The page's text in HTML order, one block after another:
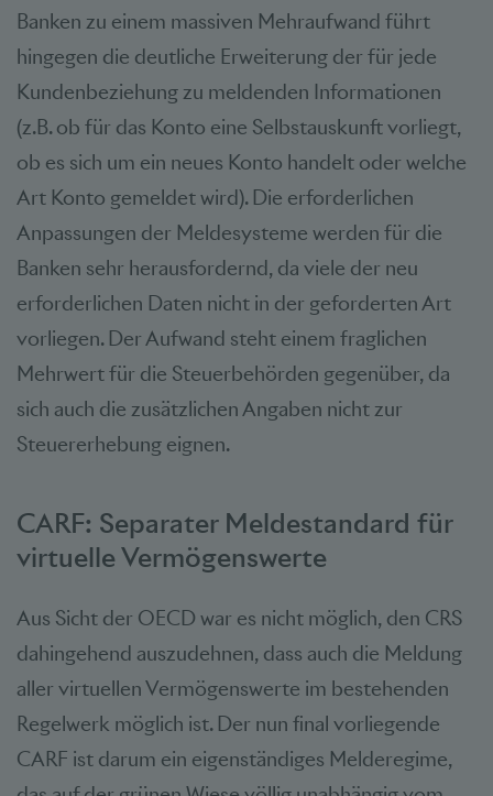
Banken zu einem massiven Mehraufwand führt
hingegen die deutliche Erweiterung der für jede
Kundenbeziehung zu meldenden Informationen
(z.B. ob für das Konto eine Selbstauskunft vorliegt,
ob es sich um ein neues Konto handelt oder welche
Art Konto gemeldet wird). Die erforderlichen
Anpassungen der Meldesysteme werden für die
Banken sehr herausfordernd, da viele der neu
erforderlichen Daten nicht in der geforderten Art
vorliegen. Der Aufwand steht einem fraglichen
Mehrwert für die Steuerbehörden gegenüber, da
sich auch die zusätzlichen Angaben nicht zur
Steuererhebung eignen.
CARF: Separater Meldestandard für
virtuelle Vermögenswerte
Aus Sicht der OECD war es nicht möglich, den CRS
dahingehend auszudehnen, dass auch die Meldung
aller virtuellen Vermögenswerte im bestehenden
Regelwerk möglich ist. Der nun final vorliegende
CARF ist darum ein eigenständiges Melderegime,